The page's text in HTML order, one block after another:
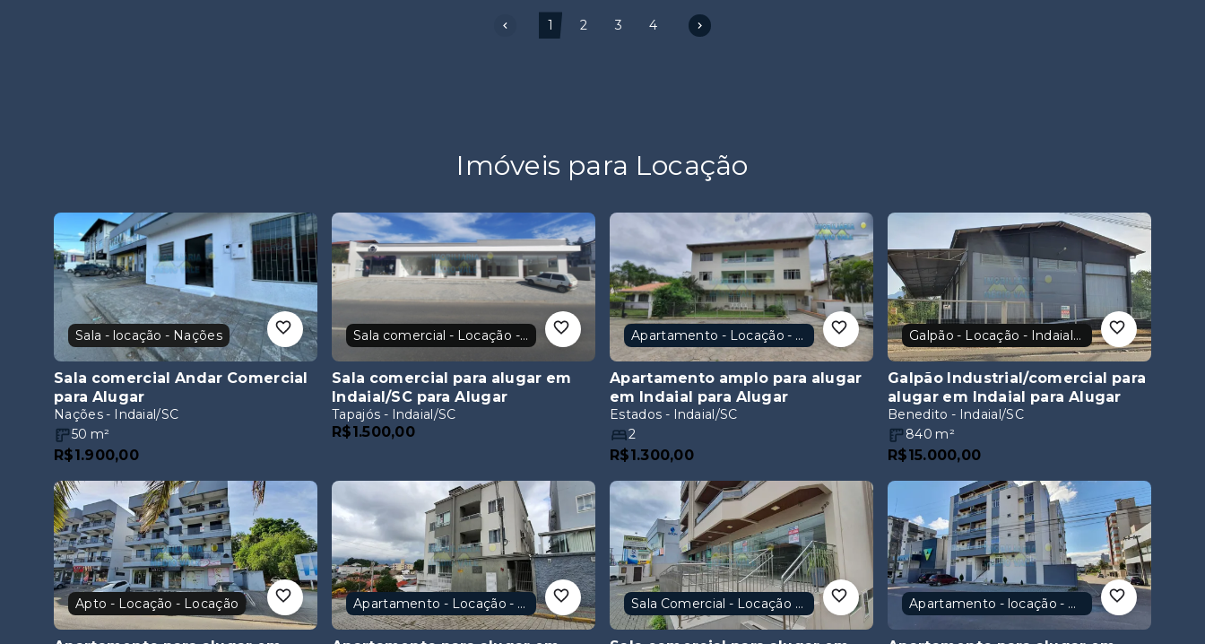
Sala - locação - Nações
Sala comercial Andar Comercial
para Alugar
Nações - Indaial/SC
50 m²
R$1.900,00
Sala comercial - Locação - Indaial
Sala comercial para alugar em
Indaial/SC para Alugar
Tapajós - Indaial/SC
R$1.500,00
Apartamento - Locação - Indaial
Apartamento amplo para alugar
em Indaial para Alugar
Estados - Indaial/SC
2
R$1.300,00
Galpão Industrial/comercial para
alugar em Indaial para Alugar
Benedito - Indaial/SC
840 m²
R$15.000,00
Apto - Locação - Locação
Apartamento para alugar em
Indaial/SC para Alugar
Tapajós - Indaial/SC
Apartamento - Locação - Indaial/SC
Apartamento para alugar em
Indaial/SC para Alugar
Tapajós - Indaial/SC
Sala Comercial - Locação - Indaial
Sala comercial para alugar em
Indaial para Alugar
Nações - Indaial/SC
Apartamento - locação - Nações
Apartamento para alugar em
Indaial/SC para Alugar
Nações - Indaial/SC